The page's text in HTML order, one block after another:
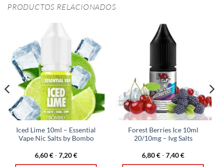
PRODUCTOS RELACIONADOS
Iced Lime 10ml – Essential
Vape Nic Salts by Bombo
6,60€-7,20€Rango
Forest Berries Ice 10ml
20/10mg – Ivg Salts
6,80€-7,40€Rango